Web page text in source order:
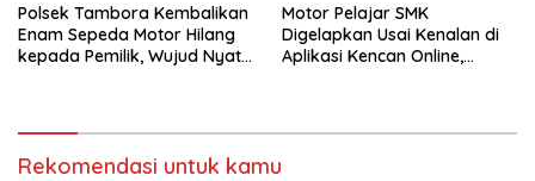
Polsek Tambora Kembalikan
Enam Sepeda Motor Hilang
kepada Pemilik, Wujud Nyata
Motor Pelajar SMK
Digelapkan Usai Kenalan di
Aplikasi Kencan Online,
Rekomendasi untuk kamu